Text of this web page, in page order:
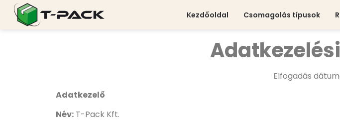
Kezdőoldal Csomagolás típusok
Elfogadás
Adatkezelő
Név: T-Pack Kft.